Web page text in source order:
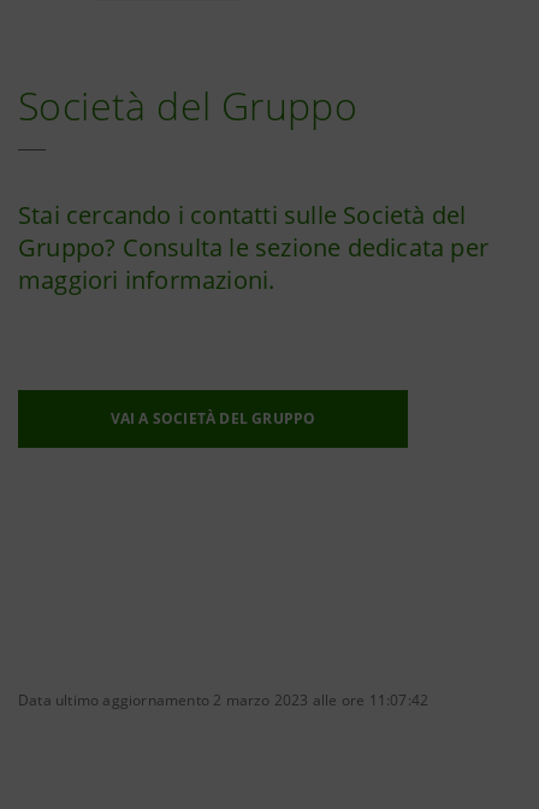
Società del Gruppo
Stai cercando i contatti sulle Società del
Gruppo? Consulta le sezione dedicata per
maggiori informazioni.
VAI A SOCIETÀ DEL GRUPPO
Data ultimo aggiornamento 2 marzo 2023 alle ore 11:07:42